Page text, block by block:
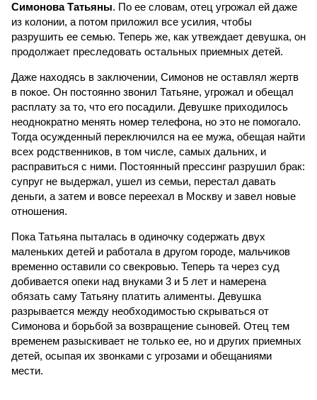
Симонова Татьяны. По ее словам, отец угрожал ей даже
из колонии, а потом приложил все усилия, чтобы
разрушить ее семью. Теперь же, как утвеждает девушка, он
продолжает преследовать остальных приемных детей.
Даже находясь в заключении, Симонов не оставлял жертв
в покое. Он постоянно звонил Татьяне, угрожал и обещал
расплату за то, что его посадили. Девушке приходилось
неоднократно менять номер телефона, но это не помогало.
Тогда осужденный переключился на ее мужа, обещая найти
всех родственников, в том числе, самых дальних, и
расправиться с ними. Постоянный прессинг разрушил брак:
супруг не выдержал, ушел из семьи, перестал давать
деньги, а затем и вовсе переехал в Москву и завел новые
отношения.
Пока Татьяна пыталась в одиночку содержать двух
маленьких детей и работала в другом городе, мальчиков
временно оставили со свекровью. Теперь та через суд
добивается опеки над внуками 3 и 5 лет и намерена
обязать саму Татьяну платить алименты. Девушка
разрывается между необходимостью скрываться от
Симонова и борьбой за возвращение сыновей. Отец тем
временем разыскивает не только ее, но и других приемных
детей, осыпая их звонками с угрозами и обещаниями
мести.